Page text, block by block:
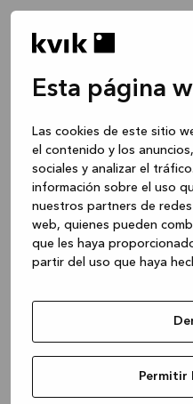
Esta página
Las cookies de este sitio
el contenido y los
sociales y analizar el
información sobre el uso
nuestros partners de
web, quienes pueden
que les haya
partir del uso que haya
Permitir
Application error: a client-
loadingwww.kvik.es (see